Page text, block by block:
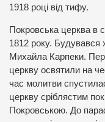
1918 році від тифу.
Покровська церква в
1812 року. Будувався
Михайла Карпеки.
церкву освятили на
час молитви
церкву сріблястим
Покровською. До